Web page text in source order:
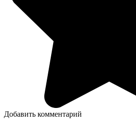
Добавить комментарий